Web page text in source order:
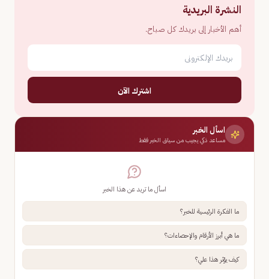
النشرة البريدية
أهم الأخبار إلى بريدك كل صباح.
اشترك الآن
اسأل الخبر
مساعد ذكي يجيب من سياق الخبر فقط
اسأل ما تريد عن هذا الخبر
ما الفكرة الرئيسية للخبر؟
ما هي أبرز الأرقام والإحصاءات؟
كيف يؤثر هذا علي؟